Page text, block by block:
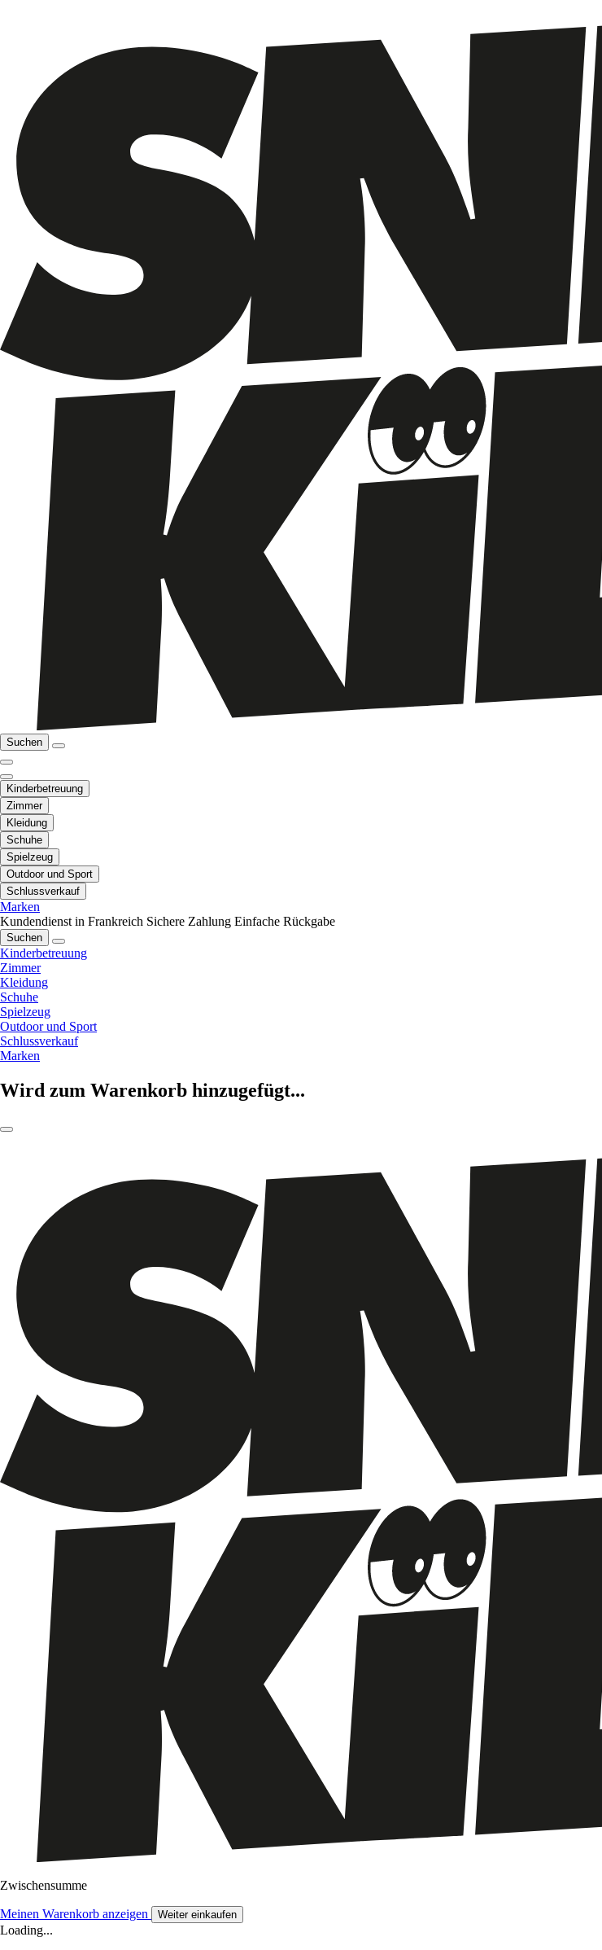
Suchen
Kinderbetreuung
Zimmer
Kleidung
Schuhe
Spielzeug
Outdoor und Sport
Schlussverkauf
Marken
Kundendienst in Frankreich Sichere Zahlung Einfache Rückgabe
Suchen
Kinderbetreuung
Zimmer
Kleidung
Schuhe
Spielzeug
Outdoor und Sport
Schlussverkauf
Marken
Wird zum Warenkorb hinzugefügt...
Zwischensumme
Meinen Warenkorb anzeigen Weiter einkaufen
Loading...